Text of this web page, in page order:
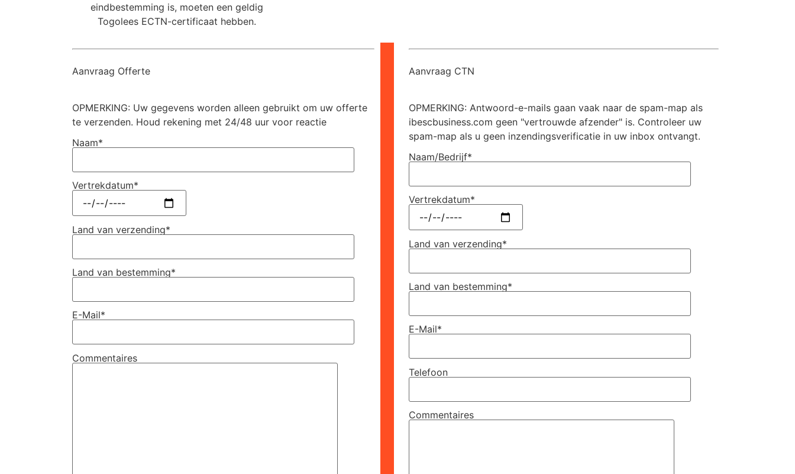
eindbestemming is, moeten een geldig
Togolees ECTN-certificaat hebben.
Aanvraag Offerte
OPMERKING: Uw gegevens worden alleen gebruikt om uw offerte
te verzenden. Houd rekening met 24/48 uur voor reactie
Naam*
Vertrekdatum*
Land van verzending*
Land van bestemming*
E-Mail*
Commentaires
Aanvraag CTN
OPMERKING: Antwoord-e-mails gaan vaak naar de spam-map als
ibescbusiness.com geen "vertrouwde afzender" is. Controleer uw
spam-map als u geen inzendingsverificatie in uw inbox ontvangt.
Naam/Bedrijf*
Vertrekdatum*
Land van verzending*
Land van bestemming*
E-Mail*
Telefoon
Commentaires